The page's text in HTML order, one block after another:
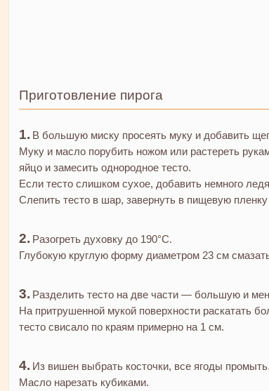
Приготовление пирога
В большую миску просеять муку и добавить
Муку и масло порубить ножом или растереть
яйцо и замесить однородное тесто.
Если тесто слишком сухое, добавить немного
Слепить тесто в шар, завернуть в пищевую
Разогреть духовку до 190°C.
Глубокую круглую форму диаметром 23 см
Разделить тесто на две части — большую и
На притрушенной мукой поверхности раскатать
тесто свисало по краям примерно на 1 см.
Из вишен выбрать косточки, все ягоды промыть.
Масло нарезать кубиками.